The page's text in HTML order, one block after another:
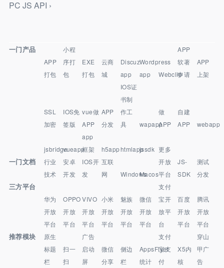
PC JS API ›
一门产品
APP
打包
小程
序打
包
EXE
打包
云商
城
Discuz
app
Wordpress
app
Webclip
APP
软著
申请
APP
上架
SSL
加密
IOS免
签版
vue做
APP
APP
分发
IOS证
书制
作工
具
wapapp
做
APP
自建
APP
webapp
jsbridgevueapp
app
框架
h5apphtmlappjssdk 更多
一门文档
行业
技术
安卓
开发
IOS开
发
互联
网
WindowsMacos
开放
平台
JS-
SDK
测试
分发
三方平台
华为
开放
平台
OPPO
开放
平台
VIVO
开放
平台
小米
开放
平台
魅族
开放
平台
微信
开放
平台
支付
宝开
放平
台
百度
开放
平台
腾讯
开放
平台
推荐模块
原生
标题
栏
扫一
扫
广告
启动
屏
微信
分享
侧边
栏
AppsFlyer
统计
支付
宝支
付
X5内
核
穿山
甲广
告